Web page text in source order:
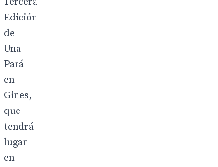
Edición
de
Una
Pará
en
Gines,
que
tendrá
lugar
en